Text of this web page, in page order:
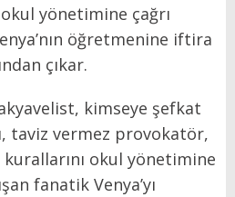
yönetimine çağrı
öğretmenine iftira
çıkar.
kimseye şefkat
taviz vermez provokatör,
okul yönetimine
fanatik Venya’yı